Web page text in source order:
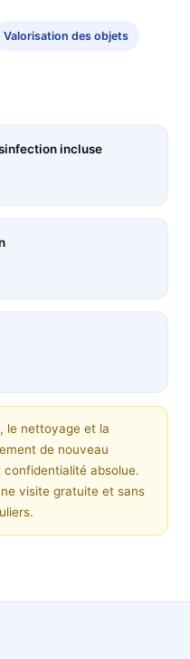
Valorisation des objets
incluse
le nettoyage et la
de nouveau
absolue.
visite gratuite et sans